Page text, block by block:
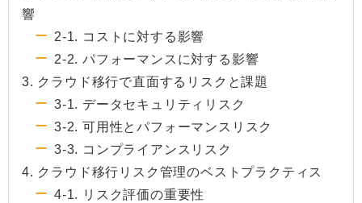
響
2-1. コストに対する影響
2-2. パフォーマンスに対する影響
3. クラウド移行で直面するリスクと課題
3-1. データセキュリティリスク
3-2. 可用性とパフォーマンスリスク
3-3. コンプライアンスリスク
4. クラウド移行リスク管理のベストプラクティス
4-1. リスク評価の重要性